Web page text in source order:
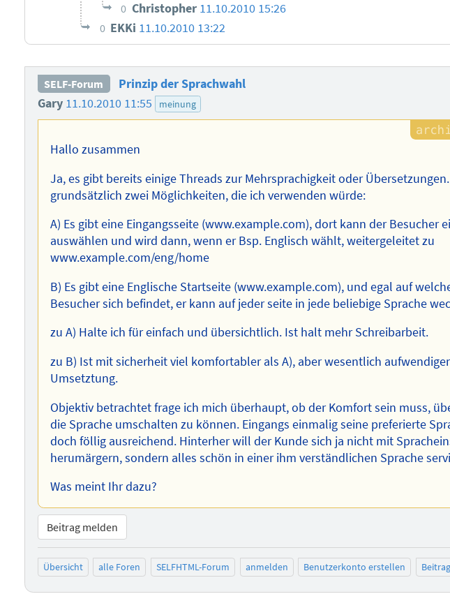
0 Christopher 11.10.2010 15:26
0 EKKi 11.10.2010 13:22
SELF-Forum
Prinzip der Sprachwahl
Gary 11.10.2010 11:55 meinung
Hallo zusammen
Ja, es gibt bereits einige Threads zur Mehrsprachigkeit oder
grundsätzlich zwei Möglichkeiten, die ich verwenden würde:
A) Es gibt eine Eingangsseite (www.example.com), dort kann der Besucher
auswählen und wird dann, wenn er Bsp. Englisch wählt, weitergeleitet zu
www.example.com/eng/home
B) Es gibt eine Englische Startseite (www.example.com), und egal auf
Besucher sich befindet, er kann auf jeder seite in jede beliebige Sprache
zu A) Halte ich für einfach und übersichtlich. Ist halt mehr Schreibarbeit.
zu B) Ist mit sicherheit viel komfortabler als A), aber wesentlich
Umsetztung.
Objektiv betrachtet frage ich mich überhaupt, ob der Komfort sein muss,
die Sprache umschalten zu können. Eingangs einmalig seine preferierte
doch föllig ausreichend. Hinterher will der Kunde sich ja nicht mit
herumärgern, sondern alles schön in einer ihm verständlichen Sprache
Was meint Ihr dazu?
Beitrag melden
Übersicht alle Foren SELFHTML-Forum anmelden Benutzerkonto erstellen